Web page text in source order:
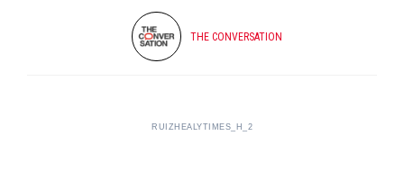
THE CONVERSATION
RUIZHEALYTIMES_H_2